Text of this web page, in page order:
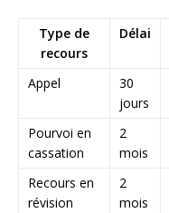
Type de
recours
Délai
Appel
30
jours
Pourvoi en
cassation
2
mois
Recours en
révision
2
mois